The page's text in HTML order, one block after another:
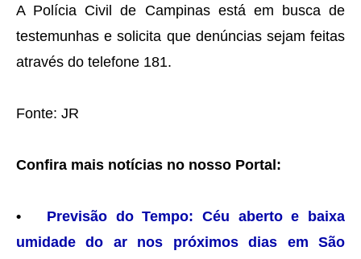
A Polícia Civil de Campinas está em busca de
testemunhas e solicita que denúncias sejam feitas
através do telefone 181.
Fonte: JR
Confira mais notícias no nosso Portal:
• Previsão do Tempo: Céu aberto e baixa
umidade do ar nos próximos dias em São